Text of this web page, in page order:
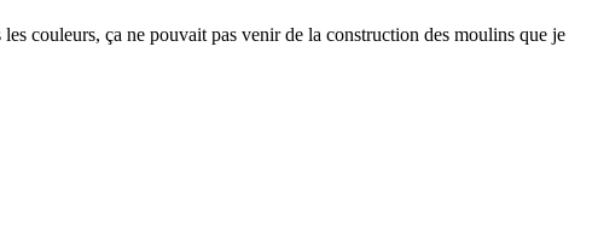
couleurs, ça ne pouvait pas venir de la construction des moulins que je